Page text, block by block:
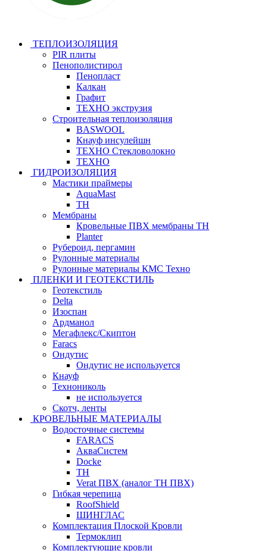
ТЕПЛОИЗОЛЯЦИЯ
PIR плиты
Пенополистирол
Пенопласт
Калкан
Графит
ТЕХНО экструзия
Строительная теплоизоляция
BASWOOL
Кнауф инсулейшн
ТЕХНО Стекловолокно
ТЕХНО
ГИДРОИЗОЛЯЦИЯ
Мастики праймеры
AquaMast
ТН
Мембраны
Кровельные ПВХ мембраны ТН
Planter
Рубероид, пергамин
Рулонные материалы
Рулонные материалы КМС Техно
ПЛЕНКИ И ГЕОТЕКСТИЛЬ
Геотекстиль
Delta
Изоспан
Ардманол
Мегафлекс/Скиптон
Faracs
Ондутис
Ондутис не используется
Кнауф
Технониколь
не используется
Скотч, ленты
КРОВЕЛЬНЫЕ МАТЕРИАЛЫ
Водосточные системы
FARACS
АкваСистем
Docke
ТН
Verat ПВХ (аналог ТН ПВХ)
Гибкая черепица
RoofShield
ШИНГЛАС
Комплектация Плоской Кровли
Термоклип
Комплектующие кровли